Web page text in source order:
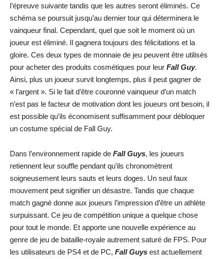
l’épreuve suivante tandis que les autres seront éliminés. Ce
schéma se poursuit jusqu’au dernier tour qui déterminera le
vainqueur final. Cependant, quel que soit le moment où un
joueur est éliminé. Il gagnera toujours des félicitations et la
gloire. Ces deux types de monnaie de jeu peuvent être utilisés
pour acheter des produits cosmétiques pour leur Fall Guy.
Ainsi, plus un joueur survit longtemps, plus il peut gagner de
« l’argent ». Si le fait d’être couronné vainqueur d’un match
n’est pas le facteur de motivation dont les joueurs ont besoin, il
est possible qu’ils économisent suffisamment pour débloquer
un costume spécial de Fall Guy.
Dans l’environnement rapide de Fall Guys, les joueurs
retiennent leur souffle pendant qu’ils chronomètrent
soigneusement leurs sauts et leurs doges. Un seul faux
mouvement peut signifier un désastre. Tandis que chaque
match gagné donne aux joueurs l’impression d’être un athlète
surpuissant. Ce jeu de compétition unique a quelque chose
pour tout le monde. Et apporte une nouvelle expérience au
genre de jeu de bataille-royale autrement saturé de FPS. Pour
les utilisateurs de PS4 et de PC, Fall Guys est actuellement